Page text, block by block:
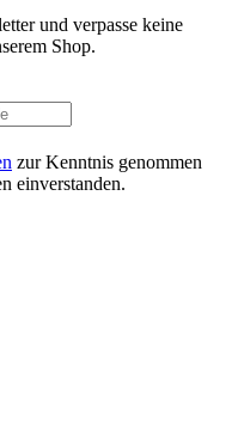
und verpasse keine
Shop.
zur Kenntnis genommen
einverstanden.